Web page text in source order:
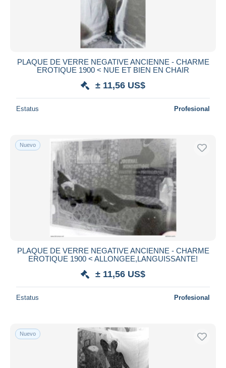
PLAQUE DE VERRE NEGATIVE ANCIENNE - CHARME
EROTIQUE 1900 < NUE ET BIEN EN CHAIR
± 11,56 US$
Estatus Profesional
Nuevo
PLAQUE DE VERRE NEGATIVE ANCIENNE - CHARME
EROTIQUE 1900 < ALLONGEE,LANGUISSANTE!
± 11,56 US$
Estatus Profesional
Nuevo